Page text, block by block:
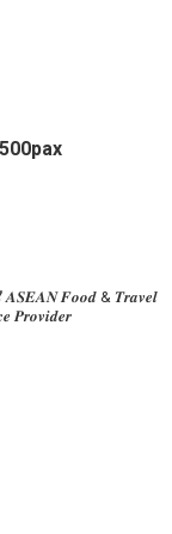
𝑭𝒐𝒐𝒅 & 𝑻𝒓𝒂𝒗𝒆𝒍
𝑷𝒓𝒐𝒗𝒊𝒅𝒆𝒓